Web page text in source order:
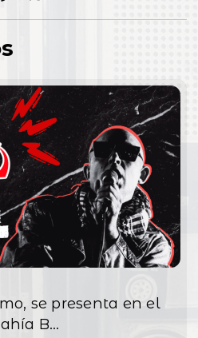
se presenta en el
B...